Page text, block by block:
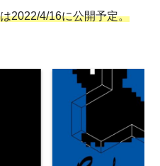
2022/4/16に公開予定。